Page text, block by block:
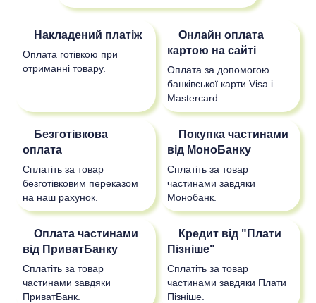
Накладений платіж
Оплата готівкою при
отриманні товару.
Онлайн оплата
картою на сайті
Оплата за допомогою
банківської карти Visa і
Mastercard.
Безготівкова
оплата
Сплатіть за товар
безготівковим переказом
на наш рахунок.
Покупка частинами
від МоноБанку
Сплатіть за товар
частинами завдяки
Монобанк.
Оплата частинами
від ПриватБанку
Сплатіть за товар
частинами завдяки
ПриватБанк.
Кредит від "Плати
Пізніше"
Сплатіть за товар
частинами завдяки Плати
Пізніше.